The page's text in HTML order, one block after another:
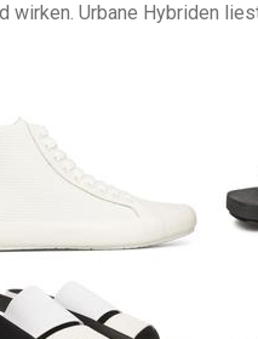
wirken. Urbane Hybriden